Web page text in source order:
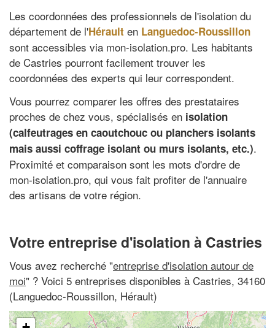
Les coordonnées des professionnels de l'isolation du
département de l'Hérault en Languedoc-Roussillon
sont accessibles via mon-isolation.pro. Les habitants
de Castries pourront facilement trouver les
coordonnées des experts qui leur correspondent.
Vous pourrez comparer les offres des prestataires
proches de chez vous, spécialisés en isolation
(calfeutrages en caoutchouc ou planchers isolants
mais aussi coffrage isolant ou murs isolants, etc.).
Proximité et comparaison sont les mots d'ordre de
mon-isolation.pro, qui vous fait profiter de l'annuaire
des artisans de votre région.
Votre entreprise d'isolation à Castries
Vous avez recherché "entreprise d'isolation autour de
moi" ? Voici 5 entreprises disponibles à Castries, 34160
(Languedoc-Roussillon, Hérault)